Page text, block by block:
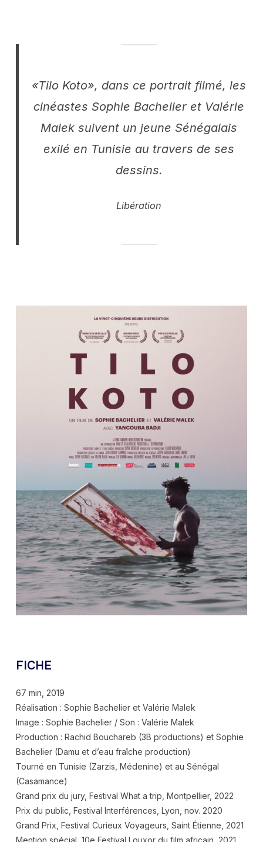
«Tilo Koto», dans ce portrait filmé, les
cinéastes Sophie Bachelier et Valérie
Malek suivent un jeune Sénégalais
exilé en Tunisie au travers de ses
dessins.
Libération
FICHE
67 min, 2019
Réalisation : Sophie Bachelier et Valérie Malek
Image : Sophie Bachelier / Son : Valérie Malek
Production : Rachid Bouchareb (3B productions) et Sophie
Bachelier (Damu et d’eau fraîche production)
Tourné en Tunisie (Zarzis, Médenine) et au Sénégal
(Casamance)
Grand prix du jury, Festival What a trip, Montpellier, 2022
Prix du public, Festival Interférences, Lyon, nov. 2020
Grand Prix, Festival Curieux Voyageurs, Saint Étienne, 2021
Mention spécial, 10e Festival Louxor du film africain, 2021